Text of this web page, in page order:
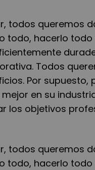
todos queremos
todo, hacerlo
Todos
Por supuesto,
en su
los objetivos
todos queremos
todo, hacerlo